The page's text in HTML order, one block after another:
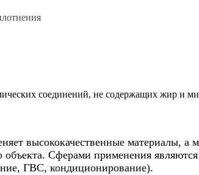
соединений, не содержащих жир и
высококачественные материалы, а
Сферами применения
ГВС, кондиционирование).